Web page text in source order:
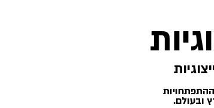
ובעולם.